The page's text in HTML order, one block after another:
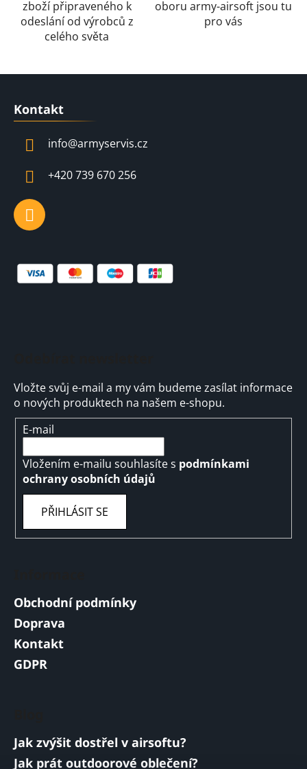
ý
u
zboží připraveného k
odeslání od výrobců z
celého světa
oboru army-airsoft jsou tu
pro vás
Z
Kontakt
info@armyservis.cz
+420 739 670 256
Vložte svůj e-mail a my vám budeme zasílat informace
o nových produktech na našem e-shopu.
E-mail
Vložením e-mailu souhlasíte s podmínkami
ochrany osobních údajů
PŘIHLÁSIT SE
Obchodní podmínky
Doprava
Kontakt
GDPR
Jak zvýšit dostřel v airsoftu?
Jak prát outdoorové oblečení?